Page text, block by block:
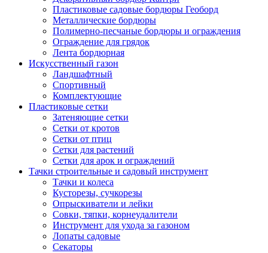
Пластиковые садовые бордюры Геоборд
Металлические бордюры
Полимерно-песчаные бордюры и ограждения
Ограждение для грядок
Лента бордюрная
Искусственный газон
Ландшафтный
Спортивный
Комплектующие
Пластиковые сетки
Затеняющие сетки
Сетки от кротов
Сетки от птиц
Сетки для растений
Сетки для арок и ограждений
Тачки строительные и садовый инструмент
Тачки и колеса
Кусторезы, сучкорезы
Опрыскиватели и лейки
Совки, тяпки, корнеудалители
Инструмент для ухода за газоном
Лопаты садовые
Секаторы